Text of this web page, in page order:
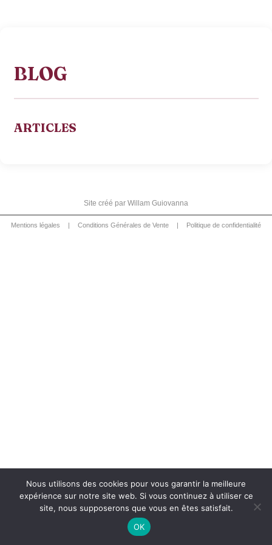
BLOG
ARTICLES
Nous utilisons des cookies pour vous garantir la meilleure
expérience sur notre site web. Si vous continuez à utiliser ce
site, nous supposerons que vous en êtes satisfait.
OK
Site créé par Willam Guiovanna
Mentions légales | Conditions Générales de Vente | Politique de confidentialité